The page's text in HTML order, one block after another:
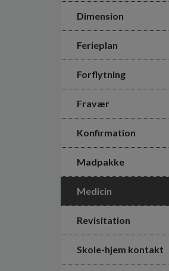
Dimension
Ferieplan
Forflytning
Fravær
Konfirmation
Madpakke
Medicin
Revisitation
Skole-hjem kontakt